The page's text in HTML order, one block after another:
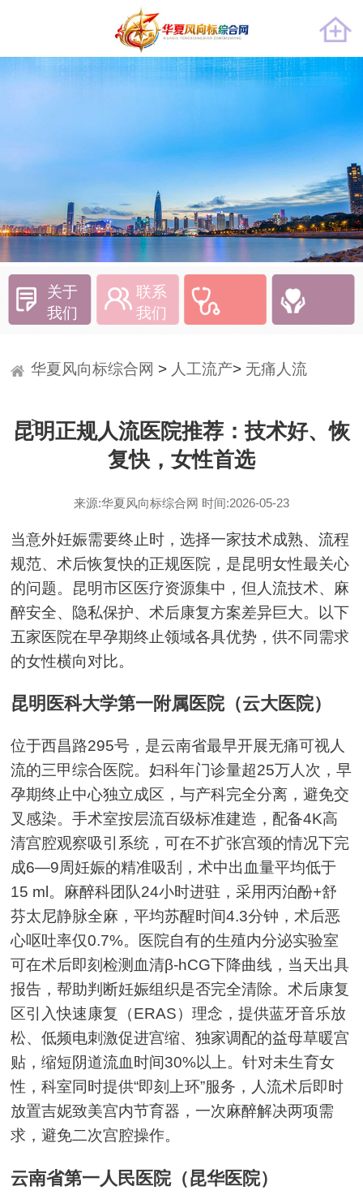
关于
我们
联系
我们
华夏风向标综合网 > 人工流产> 无痛人流
>
昆明正规人流医院推荐：技术好、恢
复快，女性首选
来源:华夏风向标综合网 时间:2026-05-23
当意外妊娠需要终止时，选择一家技术成熟、流程
规范、术后恢复快的正规医院，是昆明女性最关心
的问题。昆明市区医疗资源集中，但人流技术、麻
醉安全、隐私保护、术后康复方案差异巨大。以下
五家医院在早孕期终止领域各具优势，供不同需求
的女性横向对比。
昆明医科大学第一附属医院（云大医院）
位于西昌路295号，是云南省最早开展无痛可视人
流的三甲综合医院。妇科年门诊量超25万人次，早
孕期终止中心独立成区，与产科完全分离，避免交
叉感染。手术室按层流百级标准建造，配备4K高
清宫腔观察吸引系统，可在不扩张宫颈的情况下完
成6—9周妊娠的精准吸刮，术中出血量平均低于
15 ml。麻醉科团队24小时进驻，采用丙泊酚+舒
芬太尼静脉全麻，平均苏醒时间4.3分钟，术后恶
心呕吐率仅0.7%。医院自有的生殖内分泌实验室
可在术后即刻检测血清β-hCG下降曲线，当天出具
报告，帮助判断妊娠组织是否完全清除。术后康复
区引入快速康复（ERAS）理念，提供蓝牙音乐放
松、低频电刺激促进宫缩、独家调配的益母草暖宫
贴，缩短阴道流血时间30%以上。针对未生育女
性，科室同时提供“即刻上环”服务，人流术后即时
放置吉妮致美宫内节育器，一次麻醉解决两项需
求，避免二次宫腔操作。
云南省第一人民医院（昆华医院）